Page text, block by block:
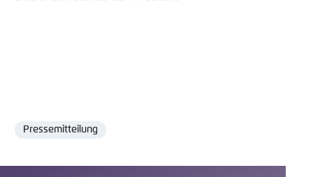
Format
Pressemitteilung